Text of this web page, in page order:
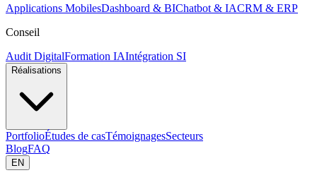
Applications MobilesDashboard & BIChatbot & IACRM & ERP
Conseil
Audit DigitalFormation IAIntégration SI
Réalisations
PortfolioÉtudes de casTémoignagesSecteurs
BlogFAQ
EN